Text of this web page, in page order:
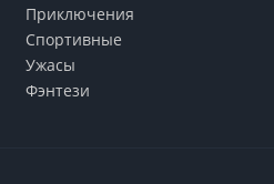
Приключения
Cпортивные
Ужасы
Фэнтези